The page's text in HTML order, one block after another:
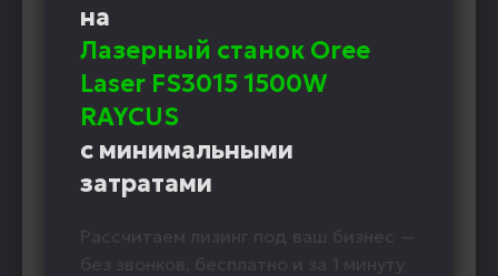
на
Лазерный станок Oree
Laser FS3015 1500W
RAYCUS
с минимальными
затратами
Рассчитаем лизинг под ваш бизнес —
без звонков, бесплатно и за 1 минуту